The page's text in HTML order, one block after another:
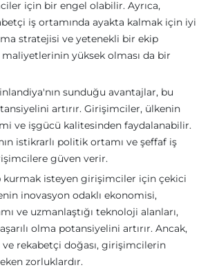
için bir engel olabilir. Ayrıca,
iş ortamında ayakta kalmak için iyi
stratejisi ve yetenekli bir ekip
yüksek olması da bir
sunduğu avantajlar, bu
artırır. Girişimciler, ülkenin
ve işgücü kalitesinden faydalanabilir.
istikrarlı politik ortamı ve şeffaf iş
güven verir.
kurmak isteyen girişimciler için çekici
inovasyon odaklı ekonomisi,
ve uzmanlaştığı teknoloji alanları,
olma potansiyelini artırır. Ancak,
ve rekabetçi doğası, girişimcilerin
zorluklardır.